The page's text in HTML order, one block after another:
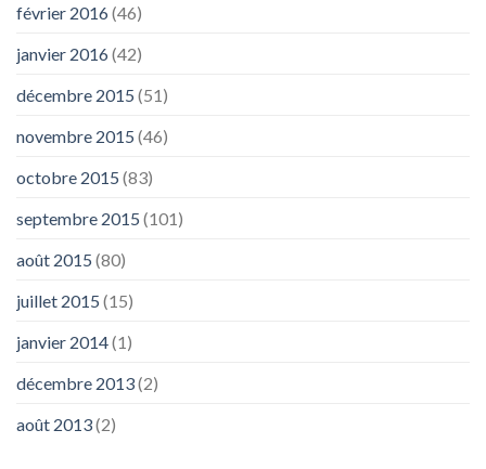
février 2016(46)
janvier 2016(42)
décembre 2015 (51)
novembre 2015 (46)
octobre 2015 (83)
septembre 2015 (101)
août 2015 (80)
juillet 2015 (15)
janvier 2014(1)
décembre 2013(2)
août 2013(2)